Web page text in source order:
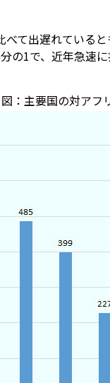
て出遅れている
の1で、近年急速
図：主要国の対アフ